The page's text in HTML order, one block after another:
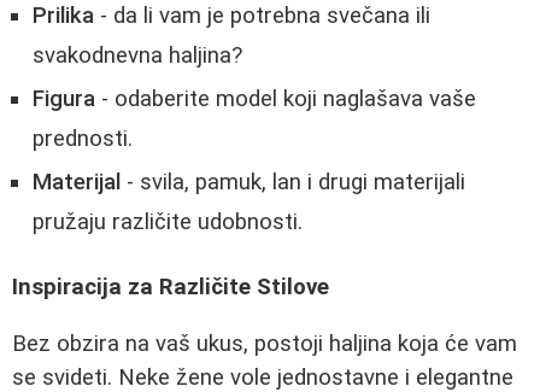
Prilika - da li vam je potrebna svečana ili
svakodnevna haljina?
Figura - odaberite model koji naglašava vaše
prednosti.
Materijal - svila, pamuk, lan i drugi materijali
pružaju različite udobnosti.
Inspiracija za Različite Stilove
Bez obzira na vaš ukus, postoji haljina koja će vam
se svideti. Neke žene vole jednostavne i elegantne